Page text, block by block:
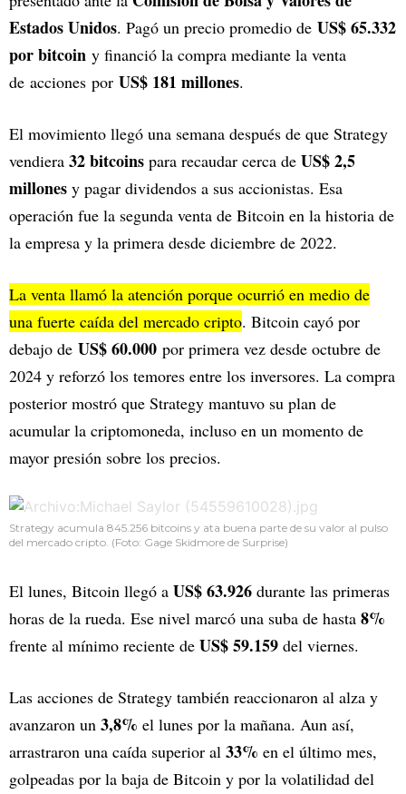
Estados Unidos. Pagó un precio promedio de US$ 65.332
por bitcoin y financió la compra mediante la venta
de acciones por US$ 181 millones.
El movimiento llegó una semana después de que Strategy
vendiera 32 bitcoins para recaudar cerca de US$ 2,5
millones y pagar dividendos a sus accionistas. Esa
operación fue la segunda venta de Bitcoin en la historia de
la empresa y la primera desde diciembre de 2022.
La venta llamó la atención porque ocurrió en medio de
una fuerte caída del mercado cripto. Bitcoin cayó por
debajo de US$ 60.000 por primera vez desde octubre de
2024 y reforzó los temores entre los inversores. La compra
posterior mostró que Strategy mantuvo su plan de
acumular la criptomoneda, incluso en un momento de
mayor presión sobre los precios.
Strategy acumula 845.256 bitcoins y ata buena parte de su valor al pulso
del mercado cripto. (Foto: Gage Skidmore de Surprise)
El lunes, Bitcoin llegó a US$ 63.926 durante las primeras
horas de la rueda. Ese nivel marcó una suba de hasta 8%
frente al mínimo reciente de US$ 59.159 del viernes.
Las acciones de Strategy también reaccionaron al alza y
avanzaron un 3,8% el lunes por la mañana. Aun así,
arrastraron una caída superior al 33% en el último mes,
golpeadas por la baja de Bitcoin y por la volatilidad del